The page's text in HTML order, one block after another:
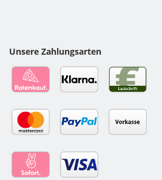
Unsere Zahlungsarten